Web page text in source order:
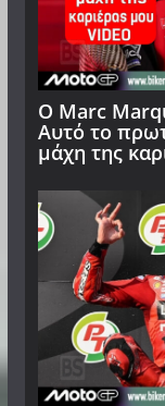
Ο Μarc
Αυτό το
μάχη της